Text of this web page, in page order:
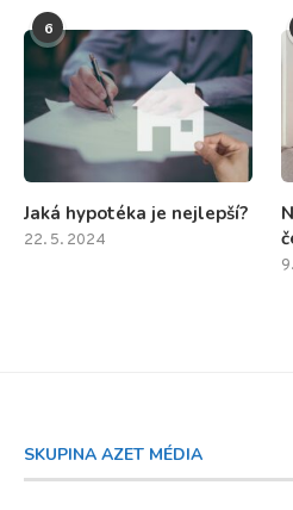
6
Jaká hypotéka je nejlepší?
22. 5. 2024
SKUPINA AZET MÉDIA